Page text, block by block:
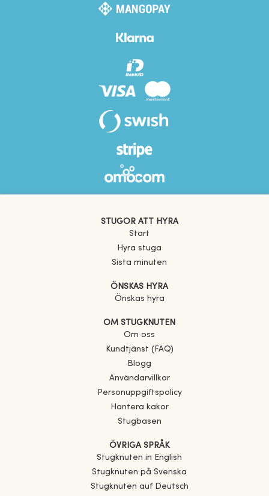
STUGOR ATT HYRA
Start
Hyra stuga
Sista minuten
ÖNSKAS HYRA
Önskas hyra
OM STUGKNUTEN
Om oss
Kundtjänst (FAQ)
Blogg
Användarvillkor
Personuppgiftspolicy
Hantera kakor
Stugbasen
ÖVRIGA SPRÅK
Stugknuten in English
Stugknuten på Svenska
Stugknuten auf Deutsch